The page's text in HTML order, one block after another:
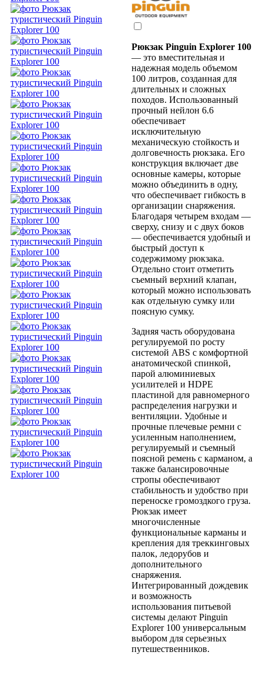
Рюкзак Pinguin Explorer 100
— это вместительная и
надежная модель объемом
100 литров, созданная для
длительных и сложных
походов. Использованный
прочный нейлон 6.6
обеспечивает
исключительную
механическую стойкость и
долговечность рюкзака. Его
конструкция включает две
основные камеры, которые
можно объединить в одну,
что обеспечивает гибкость в
организации снаряжения.
Благодаря четырем входам —
сверху, снизу и с двух боков
— обеспечивается удобный и
быстрый доступ к
содержимому рюкзака.
Отдельно стоит отметить
съемный верхний клапан,
который можно использовать
как отдельную сумку или
поясную сумку.
Задняя часть оборудована
регулируемой по росту
системой ABS с комфортной
анатомической спинкой,
парой алюминиевых
усилителей и HDPE
пластиной для равномерного
распределения нагрузки и
вентиляции. Удобные и
прочные плечевые ремни с
усиленным наполнением,
регулируемый и съемный
поясной ремень с карманом, а
также балансировочные
стропы обеспечивают
стабильность и удобство при
переноске громоздкого груза.
Рюкзак имеет
многочисленные
функциональные карманы и
крепления для треккинговых
палок, ледорубов и
дополнительного
снаряжения.
Интегрированный дождевик
и возможность
использования питьевой
системы делают Pinguin
Explorer 100 универсальным
выбором для серьезных
путешественников.